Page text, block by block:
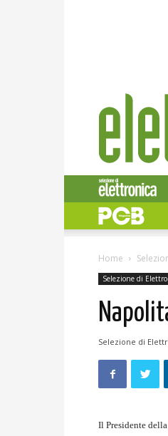
Elettronica
News
Home
Selezione di
Selezione di
Il Presidente